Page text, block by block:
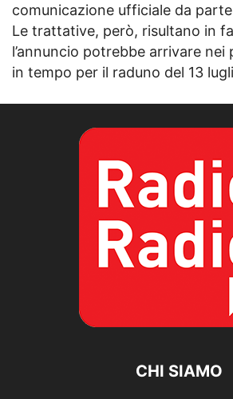
comunicazione ufficiale da
Le trattative, però, risultano in
l’annuncio potrebbe arrivare nei
in tempo per il raduno del 13
CHI SIAMO